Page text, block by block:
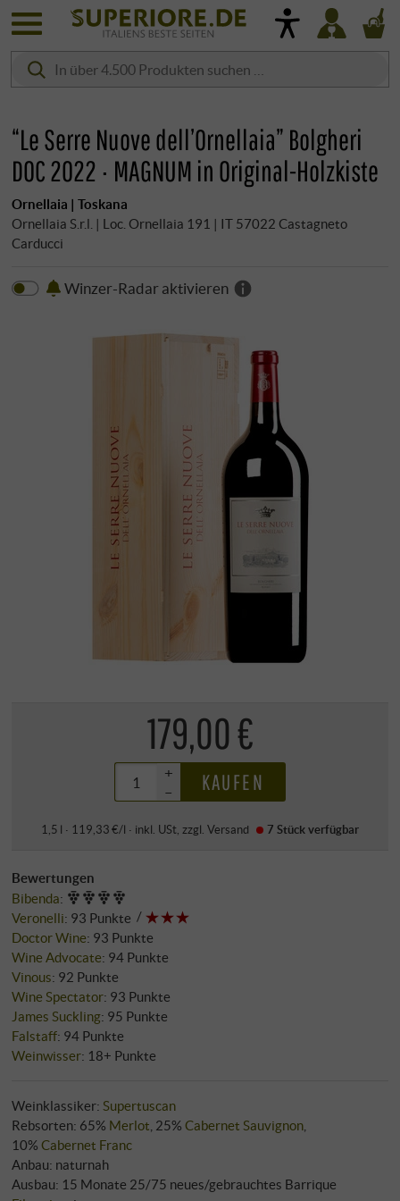
“Le Serre Nuove dell’Ornellaia” Bolgheri
DOC 2022 · MAGNUM in Original-Holzkiste
Ornellaia | Toskana
Ornellaia S.r.l. | Loc. Ornellaia 191 | IT 57022 Castagneto
Carducci
Winzer-Radar aktivieren
179,00 €
+
–
KAUFEN
1,5 l · 119,33 €/l · inkl. USt , zzgl.Versand 7 Stückverfügbar
Bewertungen
Bibenda:
Veronelli: 93 Punkte
Doctor Wine: 93 Punkte
Wine Advocate: 94 Punkte
Vinous: 92 Punkte
Wine Spectator: 93 Punkte
James Suckling: 95 Punkte
Falstaff: 94 Punkte
Weinwisser: 18+ Punkte
Weinklassiker:Supertuscan
Rebsorten: 65% Merlot , 25%Cabernet Sauvignon
10%Cabernet Franc
Anbau: naturnah
Ausbau: 15 Monate 25/75 neues/gebrauchtes Barrique